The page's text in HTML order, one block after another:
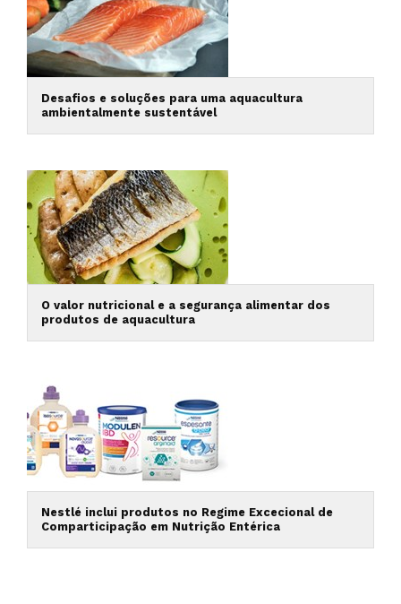
Desafios e soluções para uma aquacultura
ambientalmente sustentável
O valor nutricional e a segurança alimentar dos
produtos de aquacultura
Nestlé inclui produtos no Regime Excecional de
Comparticipação em Nutrição Entérica